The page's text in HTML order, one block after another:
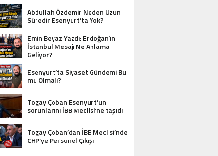
Abdullah Özdemir Neden Uzun
Süredir Esenyurt’ta Yok?
Emin Beyaz Yazdı: Erdoğan’ın
İstanbul Mesajı Ne Anlama
Geliyor?
Esenyurt’ta Siyaset Gündemi Bu
mu Olmalı?
Togay Çoban Esenyurt’un
sorunlarını İBB Meclisi’ne taşıdı
Togay Çoban’dan İBB Meclisi’nde
CHP’ye Personel Çıkışı